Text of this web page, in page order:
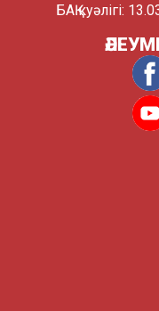
БАҚ куәлігі: